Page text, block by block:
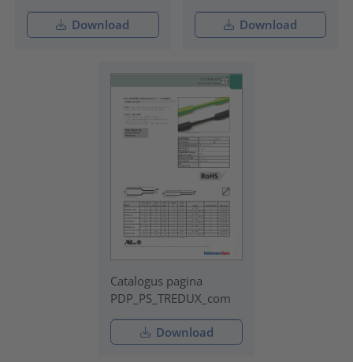
Download Download
Catalogus pagina
PDP_PS_TREDUX_com
Download